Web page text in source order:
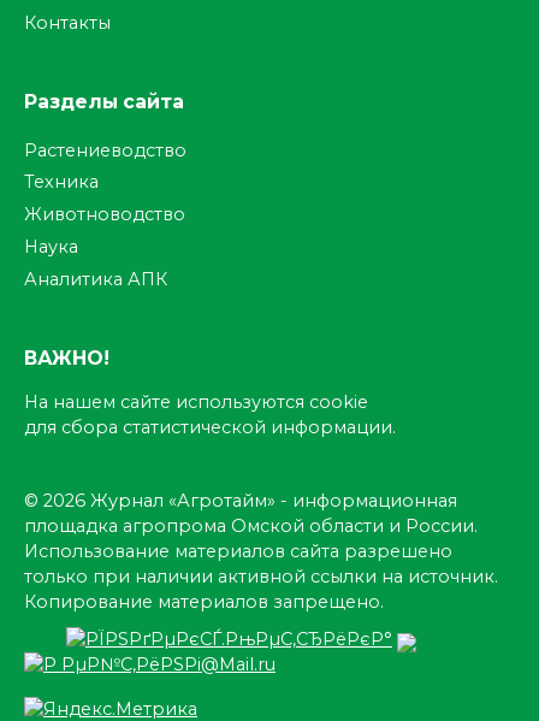
Контакты
Разделы сайта
Растениеводство
Техника
Животноводство
Наука
Аналитика АПК
ВАЖНО!
На нашем сайте используются cookie
для сбора статистической информации.
© 2026 Журнал «Агротайм» - информационная
площадка агропрома Омской области и России.
Использование материалов сайта разрешено
только при наличии активной ссылки на источник.
Копирование материалов запрещено.